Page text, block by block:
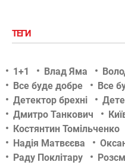
ТЕГИ
1+1 Влад Яма
Все буде добре
Все
Детектор брехні
Дмитро Танкович
Костянтин Томільченко
Надія Матвєєва
Раду Поклітару